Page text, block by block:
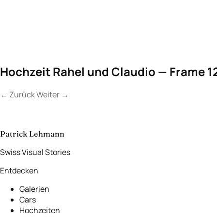
Hochzeit Rahel und Claudio — Frame
← ZurückWeiter →
Lassen Sie unsetwas Unvergessliches
Patrick Lehmann
Swiss Visual Stories
Entdecken
Galerien
Cars
Hochzeiten